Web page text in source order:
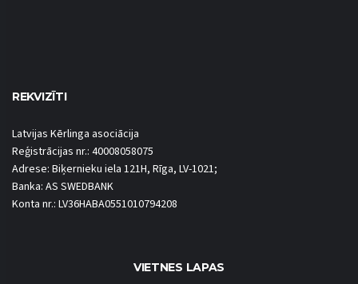
REKVIZĪTI
Latvijas Kērlinga asociācija
Reģistrācijas nr.: 40008058075
Adrese: Biķernieku iela 121H, Rīga, LV-1021;
Banka: AS SWEDBANK
Konta nr.: LV36HABA0551010794208
VIETNES LAPAS